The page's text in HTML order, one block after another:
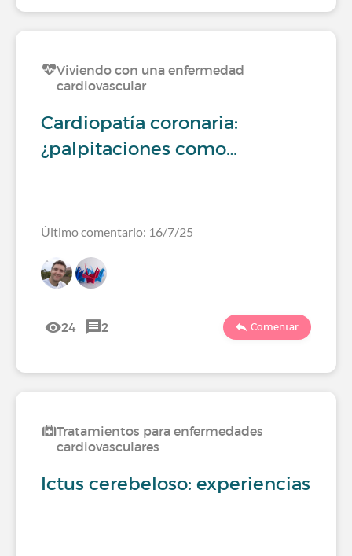
Viviendo con una enfermedad
cardiovascular
Cardiopatía coronaria:
¿palpitaciones como…
Último comentario: 16/7/25
24 2 Comentar
Tratamientos para enfermedades
cardiovasculares
Ictus cerebeloso: experiencias